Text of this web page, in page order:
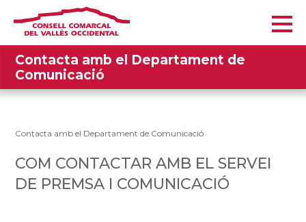
Contacta amb el Departament de
Comunicació
Contacta amb el Departament de Comunicació
COM CONTACTAR AMB EL SERVEI
DE PREMSA I COMUNICACIÓ